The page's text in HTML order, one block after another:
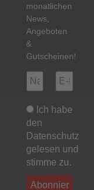
monatlichen
News,
Angeboten
&
Gutscheinen!
den
Datenschutz
gelesen und
stimme zu.